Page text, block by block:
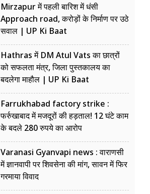
Mirzapur में पहली बारिश में धंसी
Approach road, करोड़ों के निर्माण पर उठे
सवाल | UP Ki Baat
Hathras में DM Atul Vats का छात्रों
को सफलता मंत्र, जिला पुस्तकालय का
बदलेगा माहौल | UP Ki Baat
Farrukhabad factory strike :
फर्रुखाबाद में मजदूरों की हड़ताल! 12 घंटे काम
के बदले 280 रुपये का आरोप
Varanasi Gyanvapi news : वाराणसी
में ज्ञानवापी पर शिवसेना की मांग, सावन में फिर
गरमाया विवाद